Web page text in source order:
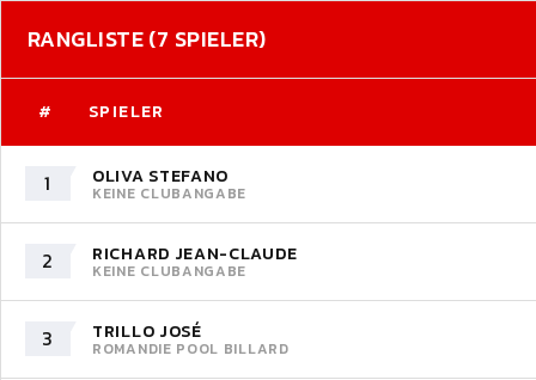
RANGLISTE (7 SPIELER)
# SPIELER
1 OLIVA STEFANO
KEINE CLUBANGABE
2 RICHARD JEAN-CLAUDE
KEINE CLUBANGABE
3 TRILLO JOSÉ
ROMANDIE POOL BILLARD